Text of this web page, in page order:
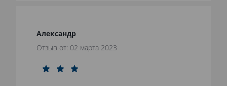
Александр
Отзыв от: 02 марта 2023